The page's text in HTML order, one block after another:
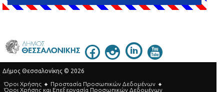
Δήμος Θεσσαλονίκης © 2026
Όροι Χρήσης
Προστασία Προσωπικών Δεδομένων
Όροι Xρήσης και Eπεξεργασία Προσωπικών Δεδομένων